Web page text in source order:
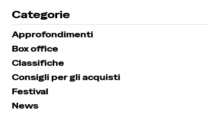
Categorie
Approfondimenti
Box office
Classifiche
Consigli per gli acquisti
Festival
News